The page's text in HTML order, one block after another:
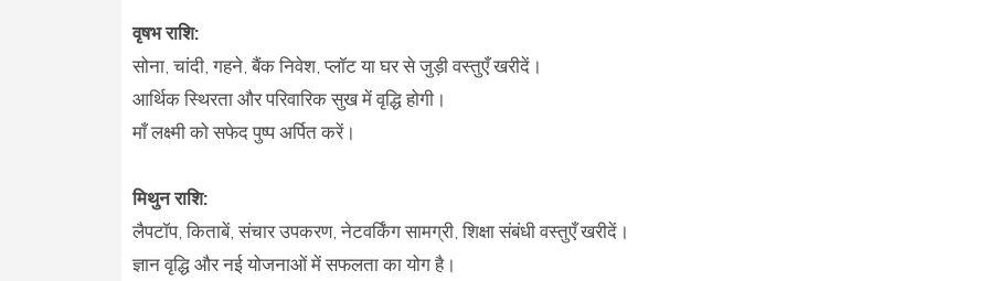
वृषभ राशि:
सोना, चांदी, गहने, बैंक निवेश, प्लॉट या घर से जुड़ी वस्तुएँ खरीदें।
आर्थिक स्थिरता और परिवारिक सुख में वृद्धि होगी।
माँ लक्ष्मी को सफेद पुष्प अर्पित करें।
मिथुन राशि:
लैपटॉप, किताबें, संचार उपकरण, नेटवर्किंग सामग्री, शिक्षा संबंधी वस्तुएँ खरीदें।
ज्ञान वृद्धि और नई योजनाओं में सफलता का योग है।